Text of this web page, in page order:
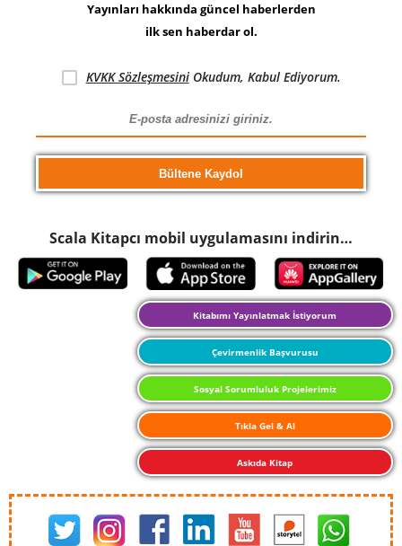
Yayınları hakkında güncel haberlerden
ilk sen haberdar ol.
KVKK SözleşmesiniOkudum, Kabul Ediyorum.
Scala Kitapcı mobil uygulamasını indirin…
Kitabımı Yayınlatmak İstiyorum
Çevirmenlik Başvurusu
Sosyal Sorumluluk Projelerimiz
Tıkla Gel & Al
Askıda Kitap